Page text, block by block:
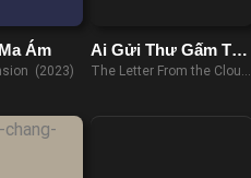
Ám
(2023)
Ai Gửi Thư Gấm Từ
Trong Mây
The Letter From the Cloud